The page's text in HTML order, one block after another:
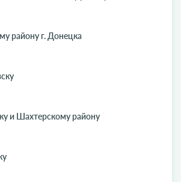
району г. Донецка
и Шахтерскому району